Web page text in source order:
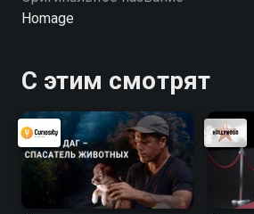
Homage
С этим смотрят